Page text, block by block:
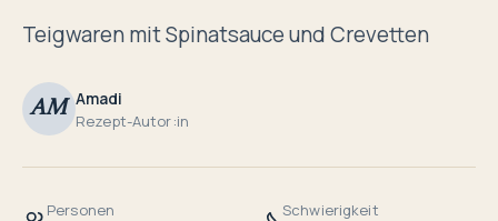
Teigwaren mit Spinatsauce und Crevetten
AM Amadi
Rezept-Autor:in
Personen
Schwierigkeit